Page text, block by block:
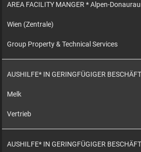
AREA FACILITY MANGER * Alpen-
Wien (Zentrale)
Group Property & Technical Services
AUSHILFE* IN GERINGFÜGIGER
Melk
Vertrieb
AUSHILFE* IN GERINGFÜGIGER